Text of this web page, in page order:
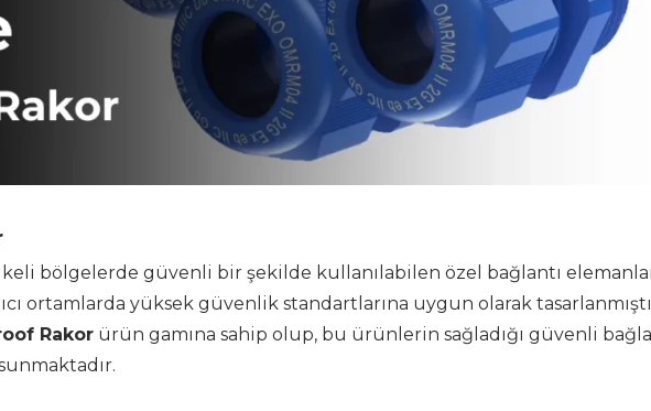
bölgelerde güvenli bir şekilde kullanılabilen özel bağlantı
ortamlarda yüksek güvenlik standartlarına uygun olarak
Rakor ürün gamına sahip olup, bu ürünlerin sağladığı güvenli